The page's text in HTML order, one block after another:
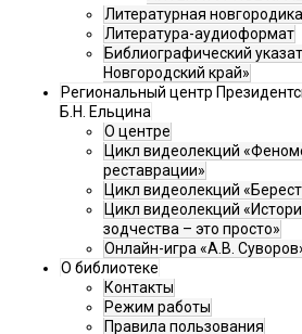
Литературная
Литература-аудиоформат
Библиографический
Новгородский край»
Региональный центр
Б.Н. Ельцина
О центре
Цикл видеолекций
реставрации»
Цикл видеолекций
Цикл видеолекций
зодчества – это просто»
Онлайн-игра «А.В.
О библиотеке
Контакты
Режим работы
Правила пользования